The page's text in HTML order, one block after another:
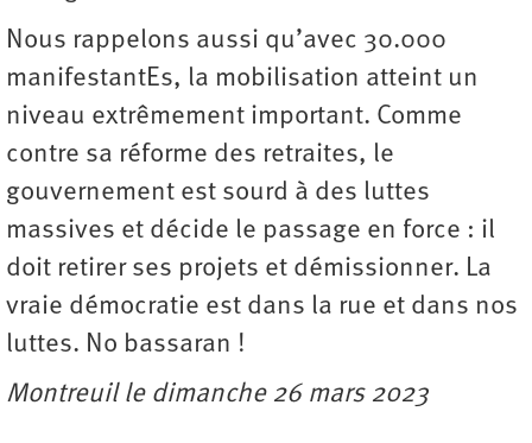
Nous rappelons aussi qu’avec 30.000
manifestantEs, la mobilisation atteint un
niveau extrêmement important. Comme
contre sa réforme des retraites, le
gouvernement est sourd à des luttes
massives et décide le passage en force : il
doit retirer ses projets et démissionner. La
vraie démocratie est dans la rue et dans nos
luttes. No bassaran !
Montreuil le dimanche 26 mars 2023